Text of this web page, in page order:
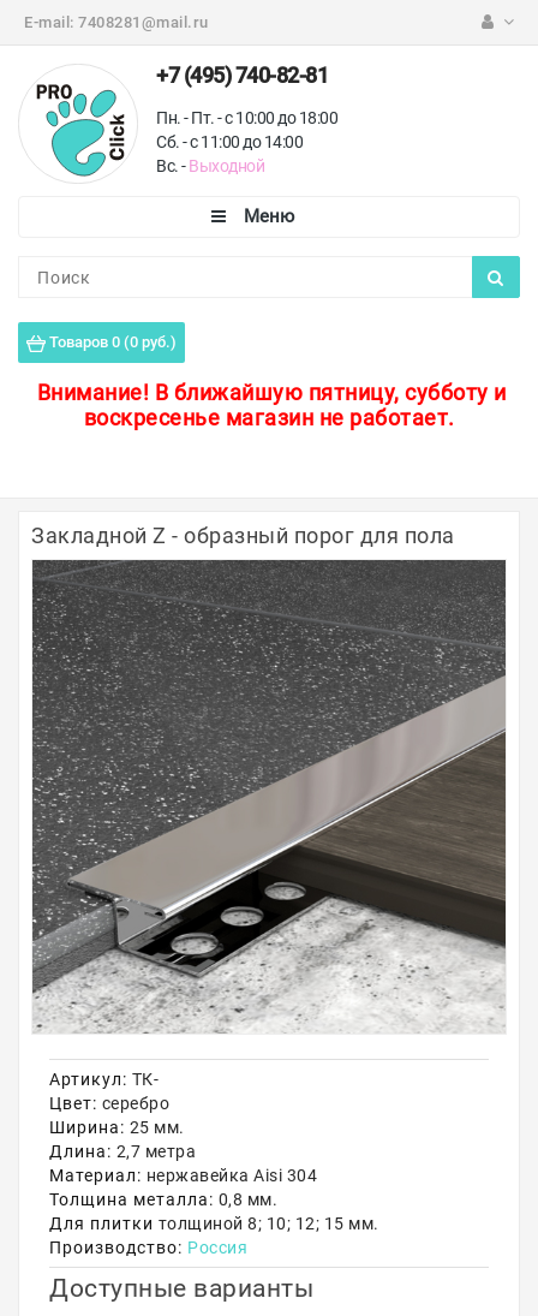
E-mail: 7408281@mail.ru
+7 (495) 740-82-81
Пн. - Пт. - с 10:00 до 18:00
Сб. - с 11:00 до 14:00
Вс. -Выходной
Товаров 0 (0 руб.)
Внимание! В ближайшую пятницу, субботу и
воскресенье магазин не работает.
Пороги для пола
Защитные уголки
Полосы из металла
Плинтуса
Профили для стекла и SPC
Обводы для труб
Алюминиевые профили
Крепёж и крепления
Садовая мебель
Оплата
Доставка
Самовывоз
Контакты
Акции
Закладной Z - образный порог для пола
Артикул: ТК-
Цвет: серебро
Ширина: 25 мм.
Длина: 2,7 метра
Материал: нержавейка Aisi 304
Толщина металла: 0,8 мм.
Для плитки толщиной 8; 10; 12; 15 мм.
Производство: Россия
Доступные варианты